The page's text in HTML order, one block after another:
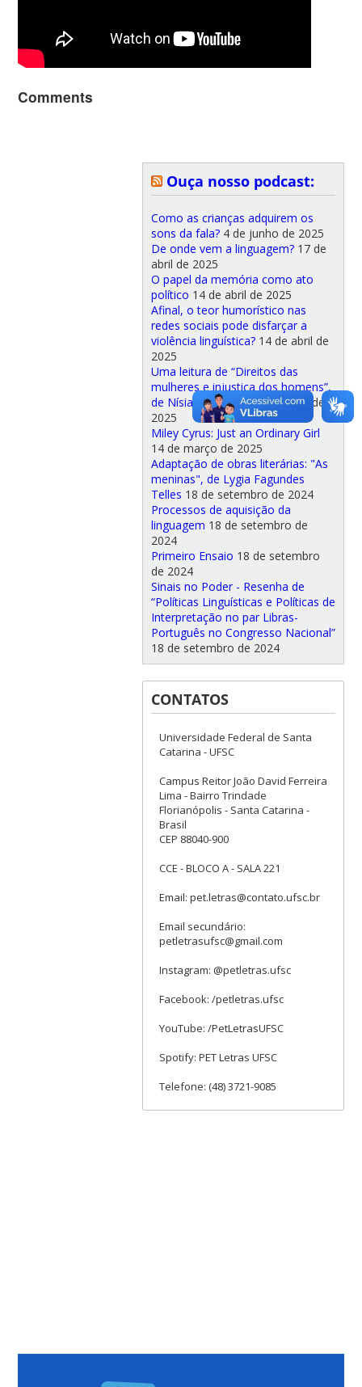
Comments
Ouça nosso podcast:
Como as crianças adquirem os
sons da fala? 4 de junho de 2025
De onde vem a linguagem? 17 de
abril de 2025
O papel da memória como ato
político 14 de abril de 2025
Afinal, o teor humorístico nas
redes sociais pode disfarçar a
violência linguística? 14 de abril de
2025
Uma leitura de “Direitos das
mulheres e injustiça dos homens”,
de Nísia Floresta 14 de março de
2025
Miley Cyrus: Just an Ordinary Girl
14 de março de 2025
Adaptação de obras literárias: "As
meninas", de Lygia Fagundes
Telles 18 de setembro de 2024
Processos de aquisição da
linguagem 18 de setembro de
2024
Primeiro Ensaio 18 de setembro
de 2024
Sinais no Poder - Resenha de
“Políticas Linguísticas e Políticas de
Interpretação no par Libras-
Português no Congresso Nacional”
18 de setembro de 2024
CONTATOS
Universidade Federal de Santa
Catarina - UFSC
Campus Reitor João David Ferreira
Lima - Bairro Trindade
Florianópolis - Santa Catarina -
Brasil
CEP 88040-900
CCE - BLOCO A - SALA 221
Email: pet.letras@contato.ufsc.br
Email secundário:
petletrasufsc@gmail.com
Instagram: @petletras.ufsc
Facebook: /petletras.ufsc
YouTube: /PetLetrasUFSC
Spotify: PET Letras UFSC
Telefone: (48) 3721-9085